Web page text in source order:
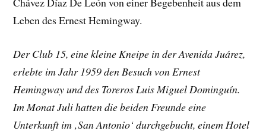
Leben des Ernest Hemingway.
Der Club 15, eine kleine Kneipe in der Avenida Juárez,
erlebte im Jahr 1959 den Besuch von Ernest
Hemingway und des Toreros Luis Miguel Dominguín.
Im Monat Juli hatten die beiden Freunde eine
Unterkunft im ‚San Antonio‘ durchgebucht, einem Hotel